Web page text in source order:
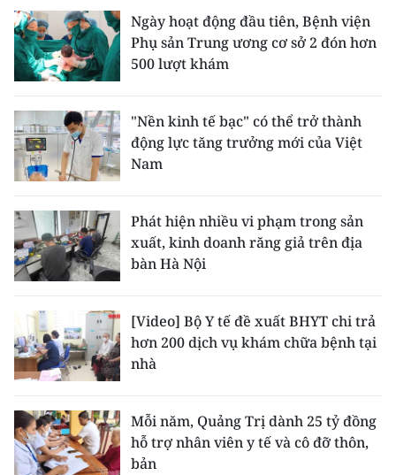
Ngày hoạt động đầu tiên, Bệnh viện
Phụ sản Trung ương cơ sở 2 đón hơn
500 lượt khám
"Nền kinh tế bạc" có thể trở thành
động lực tăng trưởng mới của Việt
Nam
Phát hiện nhiều vi phạm trong sản
xuất, kinh doanh răng giả trên địa
bàn Hà Nội
[Video] Bộ Y tế đề xuất BHYT chi trả
hơn 200 dịch vụ khám chữa bệnh tại
nhà
Mỗi năm, Quảng Trị dành 25 tỷ đồng
hỗ trợ nhân viên y tế và cô đỡ thôn,
bản